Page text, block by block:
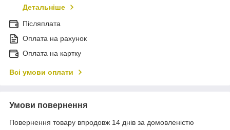
Детальніше
Післяплата
Оплата на рахунок
Оплата на картку
Всі умови оплати
Умови повернення
Повернення товару впродовж 14 днів за домовленістю